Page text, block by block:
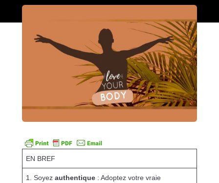
EN BREF
1. Soyez authentique: Adoptez votre vraie